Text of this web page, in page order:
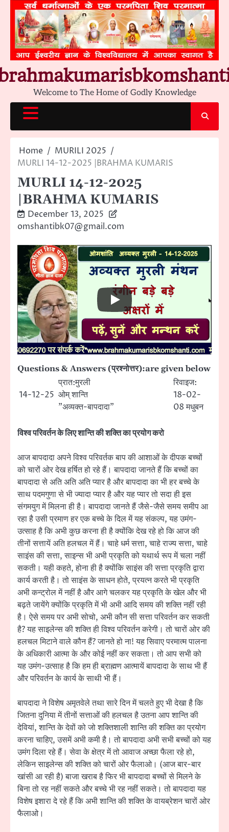
content
Welcome to The Home of Godly Knowledge
Home
MURILI 2025
MURLI 14-12-2025 |BRAHMA KUMARIS
MURLI 14-12-2025
|BRAHMA KUMARIS
December 13, 2025
omshantibk07@gmail.com
Questions & Answers (प्रश्नोत्तर):are given below
14-12-25
प्रात:मुरली
ओम् शान्ति
”अव्यक्त-बापदादा”
रिवाइज:
18-02-
08 मधुबन
विश्व परिवर्तन के लिए शान्ति की शक्ति का प्रयोग करो
आज बापदादा अपने विश्व परिवर्तक बाप की आशाओं के दीपक बच्चों
को चारों ओर देख हर्षित हो रहे हैं। बापदादा जानते हैं कि बच्चों का
बापदादा से अति अति अति प्यार है और बापदादा का भी हर बच्चे के
साथ पदमगुणा से भी ज्यादा प्यार है और यह प्यार तो सदा ही इस
संगमयुग में मिलना ही है। बापदादा जानते हैं जैसे-जैसे समय समीप आ
रहा है उसी प्रमाण हर एक बच्चे के दिल में यह संकल्प, यह उमंग-
उत्साह है कि अभी कुछ करना ही है क्योंकि देख रहे हो कि आज की
तीनों सत्तायें अति हलचल में हैं। चाहे धर्म सत्ता, चाहे राज्य सत्ता, चाहे
साइंस की सत्ता, साइन्स भी अभी प्रकृति को यथार्थ रूप में चला नहीं
सकती। यही कहते, होना ही है क्योंकि साइंस की सत्ता प्रकृति द्वारा
कार्य करती है। तो साइंस के साधन होते, प्रयत्न करते भी प्रकृति
अभी कन्ट्रोल में नहीं है और आगे चलकर यह प्रकृति के खेल और भी
बढ़ते जायेंगे क्योंकि प्रकृति में भी अभी आदि समय की शक्ति नहीं रही
है। ऐसे समय पर अभी सोचो, अभी कौन सी सत्ता परिवर्तन कर सकती
है? यह साइलेन्स की शक्ति ही विश्व परिवर्तन करेगी। तो चारों ओर की
हलचल मिटाने वाले कौन हैं? जानते हो ना! यह सिवाए परमात्म पालना
के अधिकारी आत्मा के और कोई नहीं कर सकता। तो आप सभी को
यह उमंग-उत्साह है कि हम ही ब्राह्मण आत्मायें बापदादा के साथ भी हैं
और परिवर्तन के कार्य के साथी भी हैं।
बापदादा ने विशेष अमृतवेले तथा सारे दिन में चलते हुए भी देखा है कि
जितना दुनिया में तीनों सत्ताओं की हलचल है उतना आप शान्ति की
देवियां, शान्ति के देवों को जो शक्तिशाली शान्ति की शक्ति का प्रयोग
करना चाहिए, उसमें अभी कमी है। तो बापदादा अभी सभी बच्चों को यह
उमंग दिला रहे हैं। सेवा के क्षेत्र में तो आवाज अच्छा फैला रहे हो,
लेकिन साइलेन्स की शक्ति को चारों ओर फैलाओ। (आज बार-बार
खांसी आ रही है) बाजा खराब है फिर भी बापदादा बच्चों से मिलने के
बिना तो रह नहीं सकते और बच्चे भी रह नहीं सकते। तो बापदादा यह
विशेष इशारा दे रहे हैं कि अभी शान्ति की शक्ति के वायब्रेशन चारों ओर
फैलाओ।